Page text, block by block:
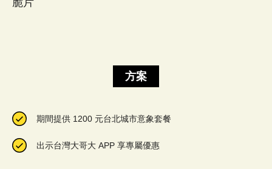
脆片
方案
期間提供 1200 元台北城市意象套餐
出示台灣大哥大 APP 享專屬優惠